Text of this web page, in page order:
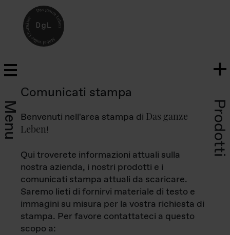
Menu Prodotti
Comunicati stampa
Benvenuti nell'area stampa di Das ganze
Leben!
Qui troverete informazioni attuali sulla
nostra azienda, i nostri prodotti e i
comunicati stampa attuali da scaricare.
Saremo lieti di fornirvi materiale di testo e
immagini su misura per la vostra richiesta di
stampa. Per favore contattateci a questo
scopo a: